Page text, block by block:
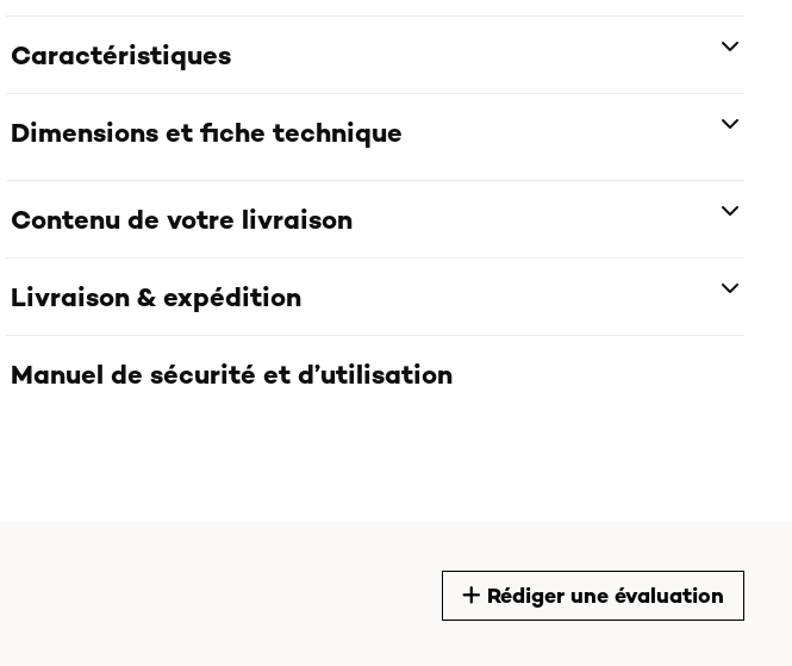
Caractéristiques
Dimensions et fiche technique
Contenu de votre livraison
Livraison & expédition
Manuel de sécurité et d’utilisation
Rédiger une évaluation